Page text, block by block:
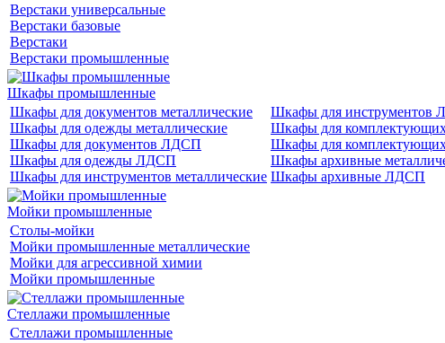
Верстаки универсальные
Верстаки базовые
Верстаки
Верстаки промышленные
Шкафы промышленные
Шкафы для документов металлические
Шкафы для одежды металлические
Шкафы для документов ЛДСП
Шкафы для одежды ЛДСП
Шкафы для инструментов металлические
Шкафы для инструментов
Шкафы для комплектующих
Шкафы для
Шкафы архивные
Шкафы архивные ЛДСП
Мойки промышленные
Столы-мойки
Мойки промышленные металлические
Мойки для агрессивной химии
Мойки промышленные
Стеллажи промышленные
Стеллажи промышленные